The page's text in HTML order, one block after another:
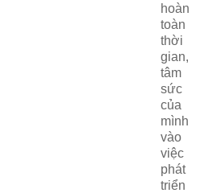
hoàn
toàn
thời
gian,
tâm
sức
của
mình
vào
việc
phát
triển